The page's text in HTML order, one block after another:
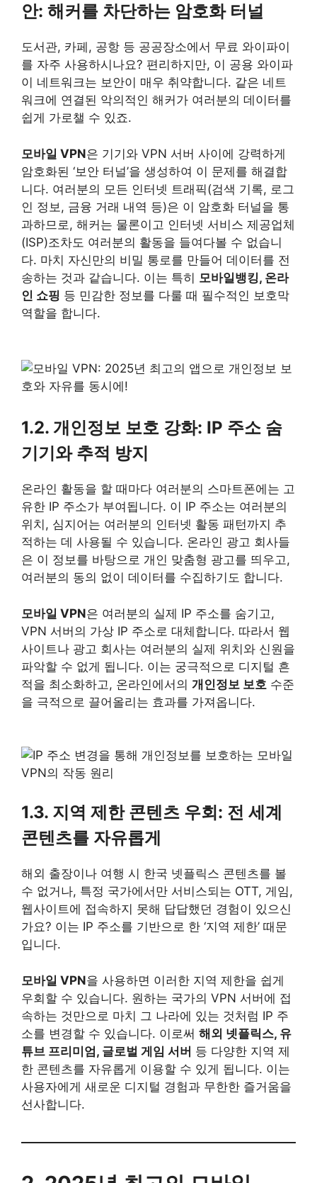
안: 해커를 차단하는 암호화 터널
도서관, 카페, 공항 등 공공장소에서 무료 와이파이
를 자주 사용하시나요? 편리하지만, 이 공용 와이파
이 네트워크는 보안이 매우 취약합니다. 같은 네트
워크에 연결된 악의적인 해커가 여러분의 데이터를
쉽게 가로챌 수 있죠.
모바일 VPN은 기기와 VPN 서버 사이에 강력하게
암호화된 ‘보안 터널’을 생성하여 이 문제를 해결합
니다. 여러분의 모든 인터넷 트래픽(검색 기록, 로그
인 정보, 금융 거래 내역 등)은 이 암호화 터널을 통
과하므로, 해커는 물론이고 인터넷 서비스 제공업체
(ISP)조차도 여러분의 활동을 들여다볼 수 없습니
다. 마치 자신만의 비밀 통로를 만들어 데이터를 전
송하는 것과 같습니다. 이는 특히 모바일뱅킹, 온라
인 쇼핑 등 민감한 정보를 다룰 때 필수적인 보호막
역할을 합니다.
1.2. 개인정보 보호 강화: IP 주소 숨
기기와 추적 방지
온라인 활동을 할 때마다 여러분의 스마트폰에는 고
유한 IP 주소가 부여됩니다. 이 IP 주소는 여러분의
위치, 심지어는 여러분의 인터넷 활동 패턴까지 추
적하는 데 사용될 수 있습니다. 온라인 광고 회사들
은 이 정보를 바탕으로 개인 맞춤형 광고를 띄우고,
여러분의 동의 없이 데이터를 수집하기도 합니다.
모바일 VPN은 여러분의 실제 IP 주소를 숨기고,
VPN 서버의 가상 IP 주소로 대체합니다. 따라서 웹
사이트나 광고 회사는 여러분의 실제 위치와 신원을
파악할 수 없게 됩니다. 이는 궁극적으로 디지털 흔
적을 최소화하고, 온라인에서의 개인정보 보호 수준
을 극적으로 끌어올리는 효과를 가져옵니다.
1.3. 지역 제한 콘텐츠 우회: 전 세계
콘텐츠를 자유롭게
해외 출장이나 여행 시 한국 넷플릭스 콘텐츠를 볼
수 없거나, 특정 국가에서만 서비스되는 OTT, 게임,
웹사이트에 접속하지 못해 답답했던 경험이 있으신
가요? 이는 IP 주소를 기반으로 한 ‘지역 제한’ 때문
입니다.
모바일 VPN을 사용하면 이러한 지역 제한을 쉽게
우회할 수 있습니다. 원하는 국가의 VPN 서버에 접
속하는 것만으로 마치 그 나라에 있는 것처럼 IP 주
소를 변경할 수 있습니다. 이로써 해외 넷플릭스, 유
튜브 프리미엄, 글로벌 게임 서버 등 다양한 지역 제
한 콘텐츠를 자유롭게 이용할 수 있게 됩니다. 이는
사용자에게 새로운 디지털 경험과 무한한 즐거움을
선사합니다.